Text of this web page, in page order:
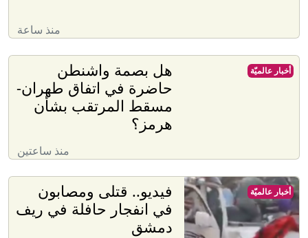
منذ ساعة
هل بصمة واشنطن
حاضرة في اتفاق طهران-
مسقط المرتقب بشأن
هرمز؟
منذ ساعتين
أخبار عالميّة
فيديو.. قتلى ومصابون
في انفجار حافلة في ريف
دمشق
أخبار عالميّة